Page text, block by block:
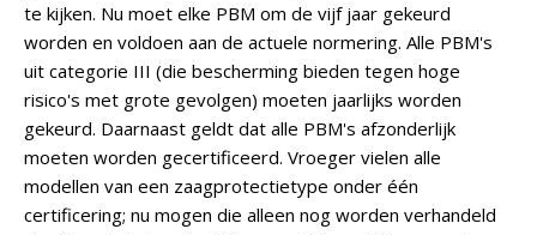
te kijken. Nu moet elke PBM om de vijf jaar gekeurd
worden en voldoen aan de actuele normering. Alle PBM's
uit categorie III (die bescherming bieden tegen hoge
risico's met grote gevolgen) moeten jaarlijks worden
gekeurd. Daarnaast geldt dat alle PBM's afzonderlijk
moeten worden gecertificeerd. Vroeger vielen alle
modellen van een zaagprotectietype onder één
certificering; nu mogen die alleen nog worden verhandeld